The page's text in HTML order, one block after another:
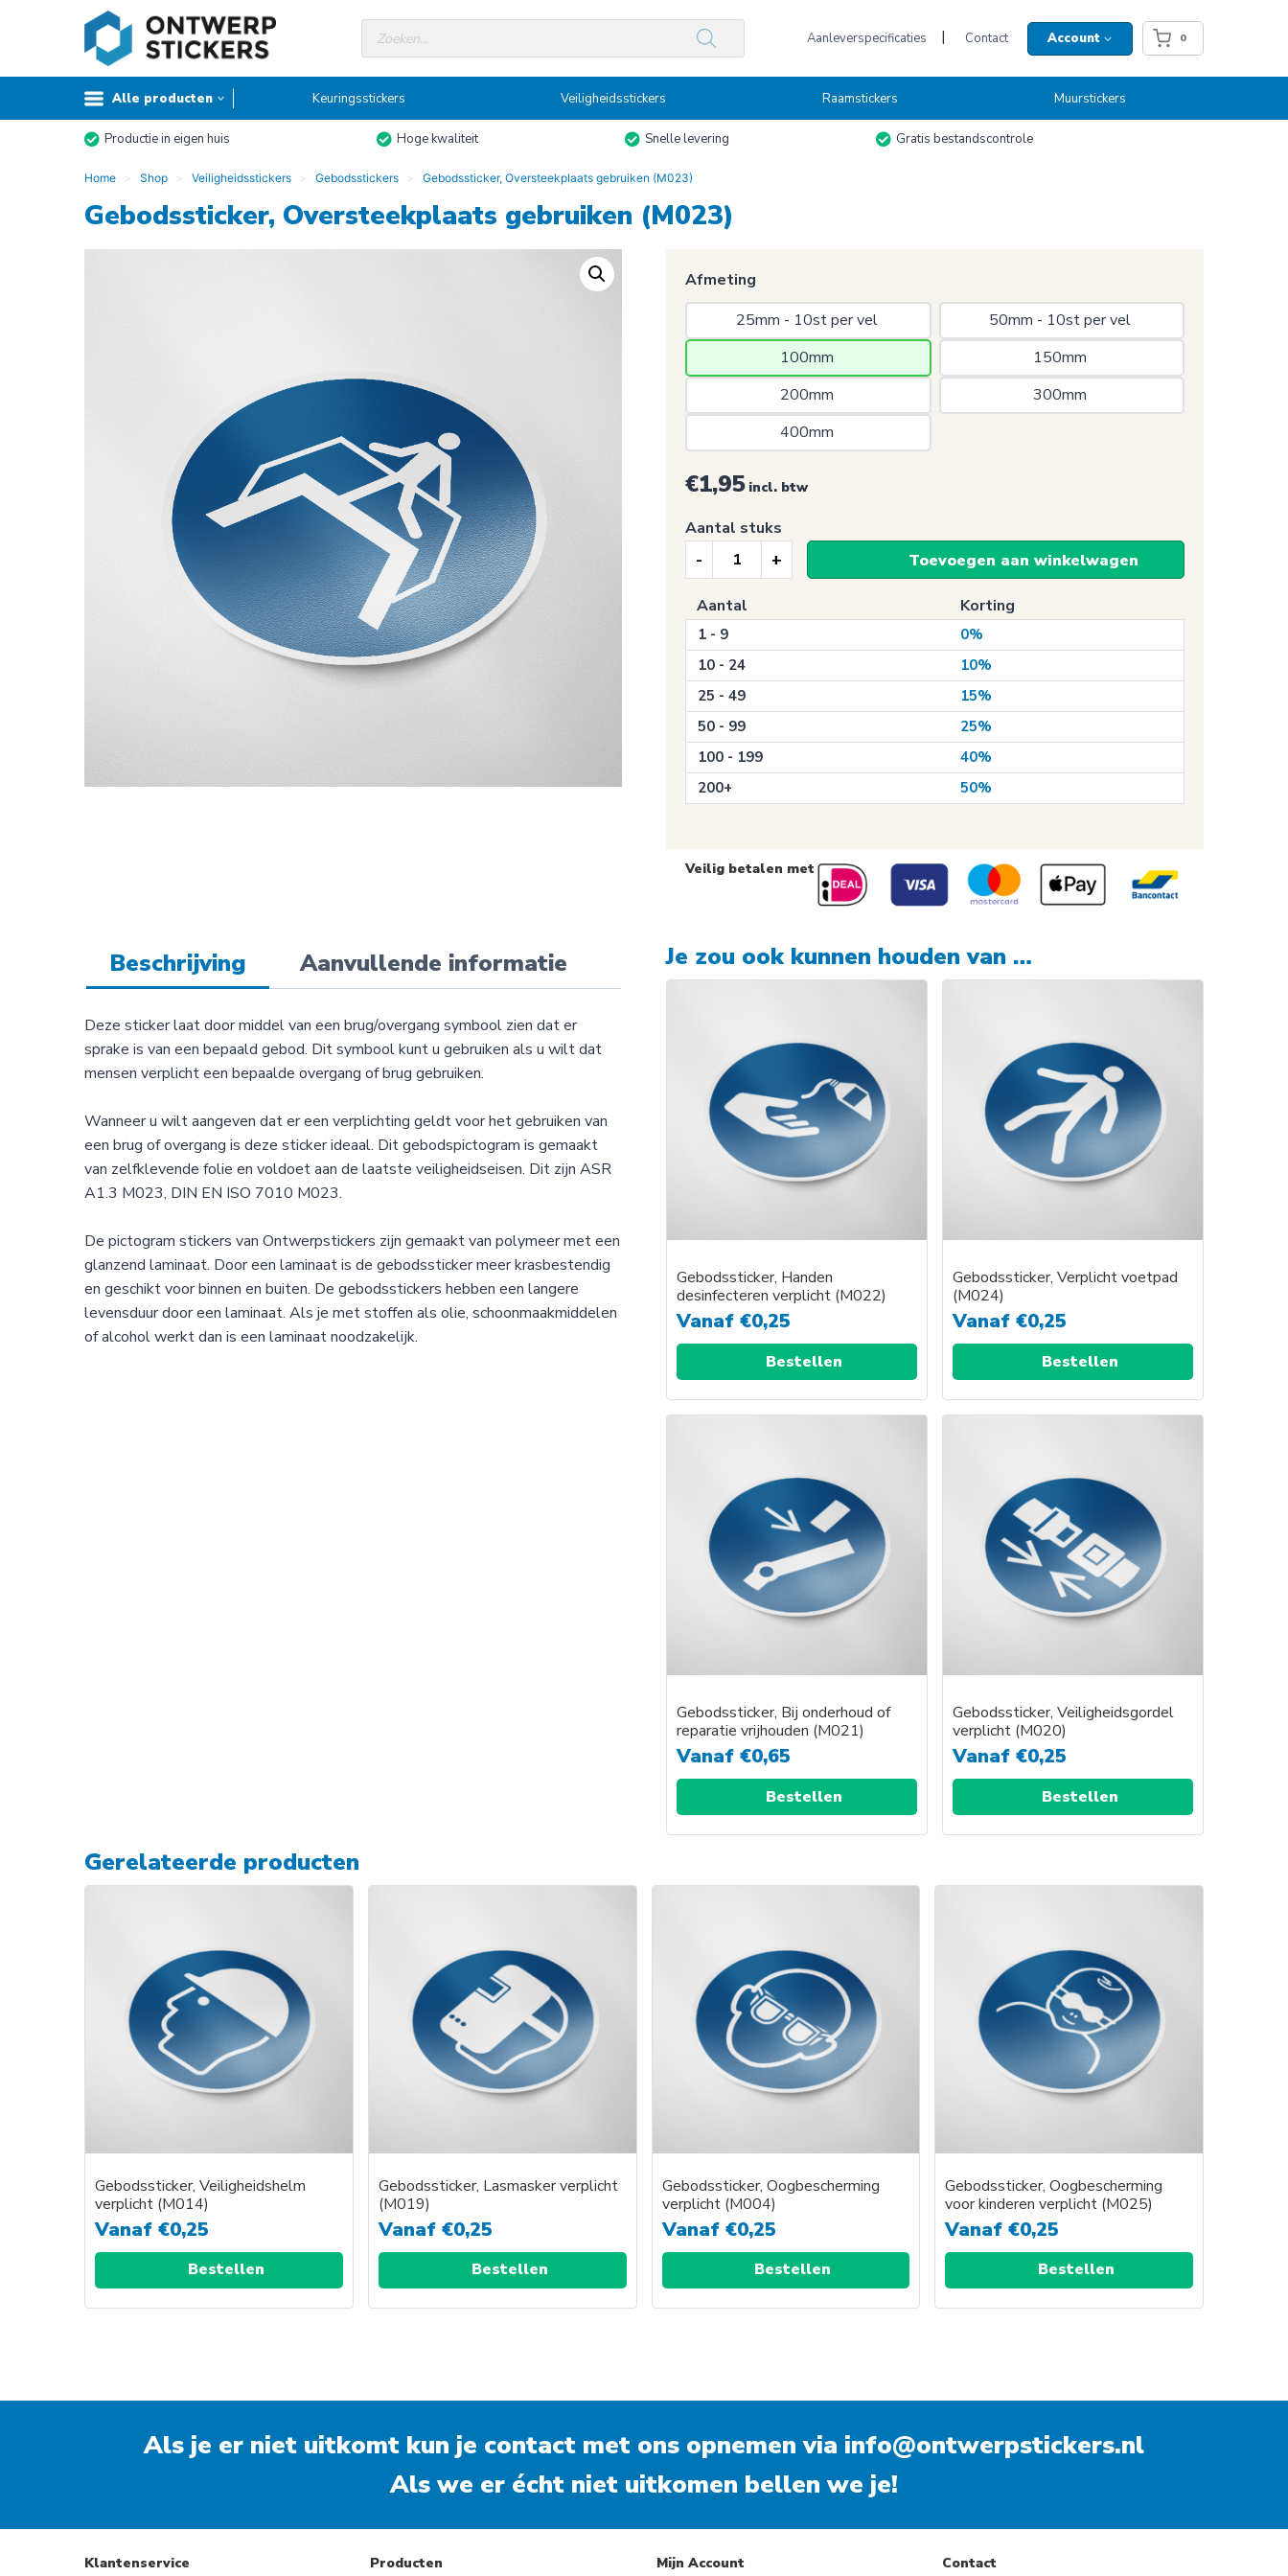
Producten
zoeken Aanleverspecificaties Contact Account 0
Alle producten Keuringsstickers Veiligheidsstickers Raamstickers Muurstickers
Productie in eigen huis Hoge kwaliteit Snelle levering Gratis bestandscontrole
Home Shop Veiligheidsstickers Gebodsstickers Gebodssticker, Oversteekplaats gebruiken (M023)
Gebodssticker, Oversteekplaats gebruiken (M023)
Afmeting
25mm - 10st per vel
50mm - 10st per vel
100mm
150mm
200mm
300mm
400mm
€1,95 incl. btw
Gebodssticker,
gebruiken
(M023)
aantal
Aantal stuks
Toevoegen aan winkelwagen
Aantal Korting
1 - 9
0%
10 - 24
10%
25 - 49
15%
50 - 99
25%
100 - 199
40%
200+
50%
Veilig betalen met
Beschrijving Aanvullende informatie
Deze sticker laat door middel van een brug/overgang symbool zien dat er
sprake is van een bepaald gebod. Dit symbool kunt u gebruiken als u wilt dat
mensen verplicht een bepaalde overgang of brug gebruiken.
Wanneer u wilt aangeven dat er een verplichting geldt voor het gebruiken van
een brug of overgang is deze sticker ideaal. Dit gebodspictogram is gemaakt
van zelfklevende folie en voldoet aan de laatste veiligheidseisen. Dit zijn ASR
A1.3 M023, DIN EN ISO 7010 M023.
De pictogram stickers van Ontwerpstickers zijn gemaakt van polymeer met een
glanzend laminaat. Door een laminaat is de gebodssticker meer krasbestendig
en geschikt voor binnen en buiten. De gebodsstickers hebben een langere
levensduur door een laminaat. Als je met stoffen als olie, schoonmaakmiddelen
of alcohol werkt dan is een laminaat noodzakelijk.
Je zou ook kunnen houden van …
Gebodssticker, Handen
desinfecteren verplicht (M022)
Vanaf€0,25
Bestellen
Gebodssticker, Verplicht voetpad
(M024)
Vanaf€0,25
Bestellen
Gebodssticker, Bij onderhoud of
reparatie vrijhouden (M021)
Vanaf€0,65
Bestellen
Gebodssticker, Veiligheidsgordel
verplicht (M020)
Vanaf€0,25
Bestellen
Gerelateerde producten
Gebodssticker, Veiligheidshelm
verplicht (M014)
Vanaf €0,25
Bestellen
Gebodssticker, Lasmasker verplicht
(M019)
Vanaf €0,25
Bestellen
Gebodssticker, Oogbescherming
verplicht (M004)
Vanaf €0,25
Bestellen
Gebodssticker, Oogbescherming
voor kinderen verplicht (M025)
Vanaf€0,25
Bestellen
Als je er niet uitkomt kun je contact met ons opnemen via info@ontwerpstickers.nl
Als we er écht niet uitkomen bellen we je!
Klantenservice Producten Mijn Account Contact